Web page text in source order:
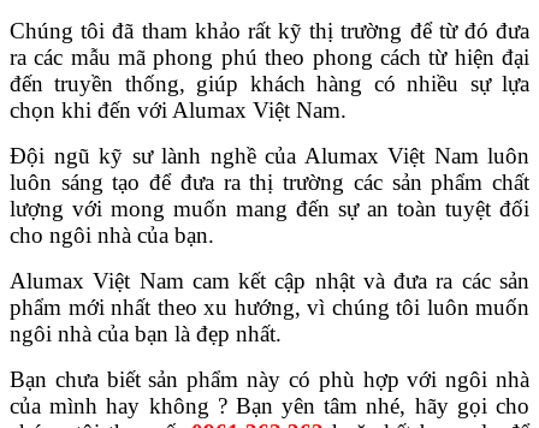
Chúng tôi đã tham khảo rất kỹ thị trường để từ đó đưa
ra các mẫu mã phong phú theo phong cách từ hiện đại
đến truyền thống, giúp khách hàng có nhiều sự lựa
chọn khi đến với Alumax Việt Nam.
Đội ngũ kỹ sư lành nghề của Alumax Việt Nam luôn
luôn sáng tạo để đưa ra thị trường các sản phẩm chất
lượng với mong muốn mang đến sự an toàn tuyệt đối
cho ngôi nhà của bạn.
Alumax Việt Nam cam kết cập nhật và đưa ra các sản
phẩm mới nhất theo xu hướng, vì chúng tôi luôn muốn
ngôi nhà của bạn là đẹp nhất.
Bạn chưa biết sản phẩm này có phù hợp với ngôi nhà
của mình hay không ? Bạn yên tâm nhé, hãy gọi cho